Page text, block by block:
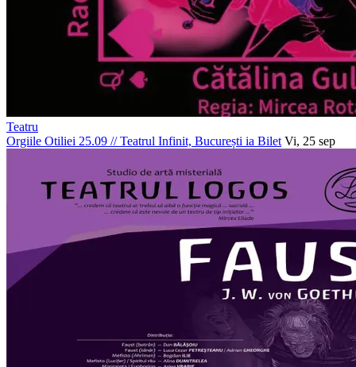
Teatru
Orgiile Otiliei 25.09 //Teatrul Infinit, București ia Bilet Vi, 25 sep